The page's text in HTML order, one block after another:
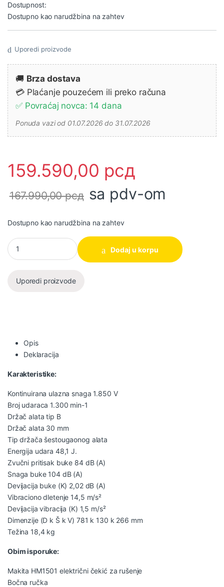
Dostupnost:
Dostupno kao narudžbina na zahtev
Uporedi proizvode
🚚 Brza dostava
💳 Plaćanje pouzećem ili preko računa
✅ Povraćaj novca: 14 dana
Ponuda vazi od 01.07.2026 do 31.07.2026
159.590,00 рсд
167.990,00рсд sa pdv-om
Dostupno kao narudžbina na zahtev
Makita Električni čekić za rušenje HM1501 količina
Dodaj u korpu
Uporedi proizvode
Opis
Deklaracija
Karakteristike:
Kontinuirana ulazna snaga 1.850 V
Broj udaraca 1.300 min-1
Držač alata tip B
Držač alata 30 mm
Tip držača šestougaonog alata
Energija udara 48,1 J.
Zvučni pritisak buke 84 dB (A)
Snaga buke 104 dB (A)
Devijacija buke (K) 2,02 dB (A)
Vibraciono dletenje 14,5 m/s²
Devijacija vibracija (K) 1,5 m/s²
Dimenzije (D k Š k V) 781 k 130 k 266 mm
Težina 18,4 kg
Obim isporuke:
Makita HM1501 električni čekić za rušenje
Bočna ručka